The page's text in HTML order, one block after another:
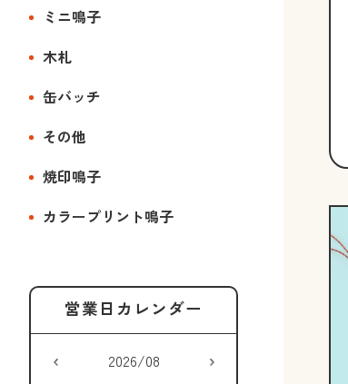
ミニ鳴子
木札
缶バッチ
その他
焼印鳴子
カラープリント鳴子
2026/08